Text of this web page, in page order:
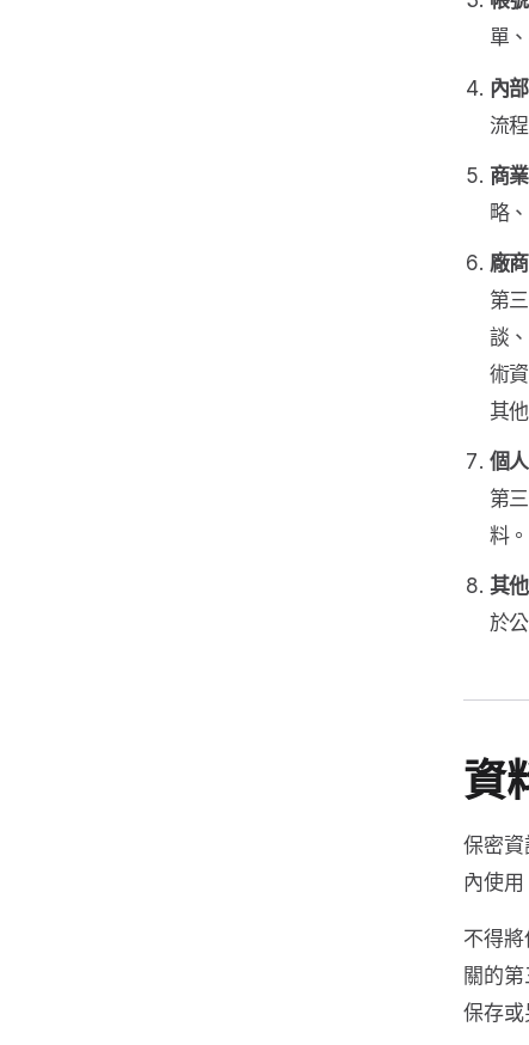
單
內
流
商
略
廠
第
談
術
其
個
第
料。
其
於
資
保密資
內使用
不得
關的
保存或